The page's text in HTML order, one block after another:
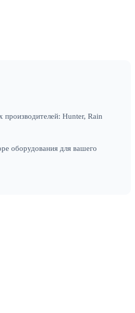
производителей: Hunter, Rain
оборудования для вашего